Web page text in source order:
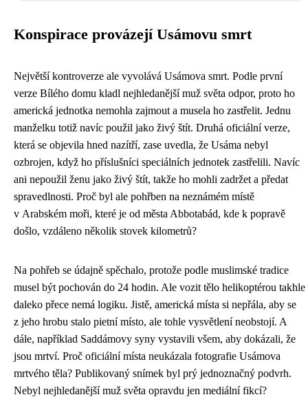
Konspirace provázejí Usámovu smrt
Největší kontroverze ale vyvolává Usámova smrt. Podle první
verze Bílého domu kladl nejhledanější muž světa odpor, proto ho
americká jednotka nemohla zajmout a musela ho zastřelit. Jednu
manželku totiž navíc použil jako živý štít. Druhá oficiální verze,
která se objevila hned nazítří, zase uvedla, že Usáma nebyl
ozbrojen, když ho příslušníci speciálních jednotek zastřelili. Navíc
ani nepoužil ženu jako živý štít, takže ho mohli zadržet a předat
spravedlnosti. Proč byl ale pohřben na neznámém místě
v Arabském moři, které je od města Abbotabád, kde k popravě
došlo, vzdáleno několik stovek kilometrů?
Na pohřeb se údajně spěchalo, protože podle muslimské tradice
musel být pochován do 24 hodin. Ale vozit tělo helikoptérou takhle
daleko přece nemá logiku. Jistě, americká místa si nepřála, aby se
z jeho hrobu stalo pietní místo, ale tohle vysvětlení neobstojí. A
dále, například Saddámovy syny vystavili všem, aby dokázali, že
jsou mrtví. Proč oficiální místa neukázala fotografie Usámova
mrtvého těla? Publikovaný snímek byl prý jednoznačný podvrh.
Nebyl nejhledanější muž světa opravdu jen mediální fikcí?